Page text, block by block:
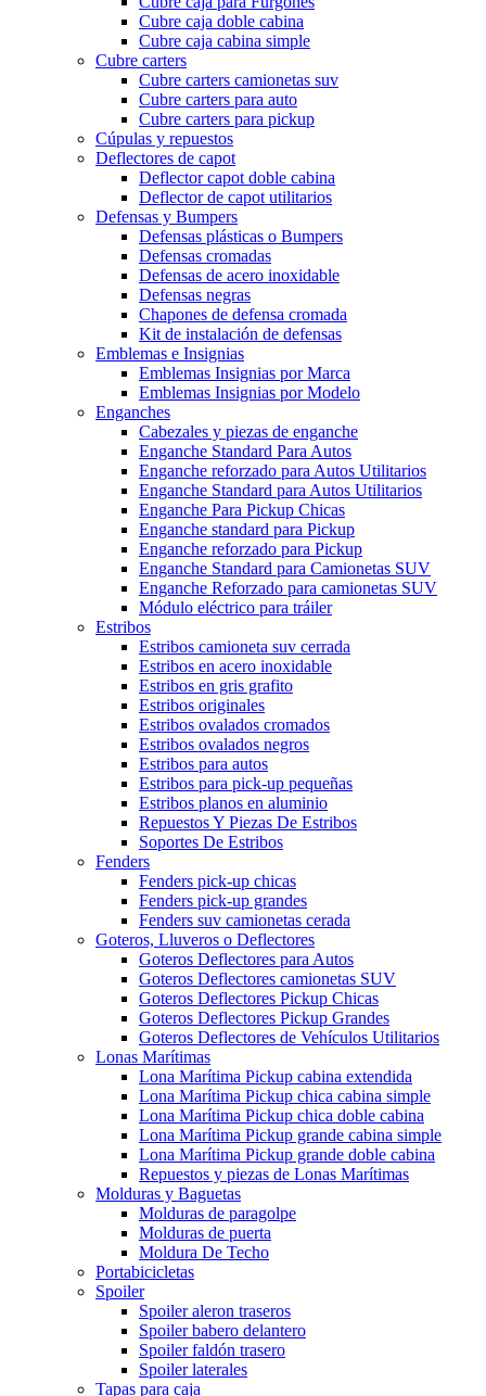
Cubre caja doble cabina
Cubre caja cabina simple
Cubre carters
Cubre carters camionetas suv
Cubre carters para auto
Cubre carters para pickup
Cúpulas y repuestos
Deflectores de capot
Deflector capot doble cabina
Deflector de capot utilitarios
Defensas y Bumpers
Defensas plásticas o Bumpers
Defensas cromadas
Defensas de acero inoxidable
Defensas negras
Chapones de defensa cromada
Kit de instalación de defensas
Emblemas e Insignias
Emblemas Insignias por Marca
Emblemas Insignias por Modelo
Enganches
Cabezales y piezas de enganche
Enganche Standard Para Autos
Enganche reforzado para Autos Utilitarios
Enganche Standard para Autos Utilitarios
Enganche Para Pickup Chicas
Enganche standard para Pickup
Enganche reforzado para Pickup
Enganche Standard para Camionetas SUV
Enganche Reforzado para camionetas SUV
Módulo eléctrico para tráiler
Estribos
Estribos camioneta suv cerrada
Estribos en acero inoxidable
Estribos en gris grafito
Estribos originales
Estribos ovalados cromados
Estribos ovalados negros
Estribos para autos
Estribos para pick-up pequeñas
Estribos planos en aluminio
Repuestos Y Piezas De Estribos
Soportes De Estribos
Fenders
Fenders pick-up chicas
Fenders pick-up grandes
Fenders suv camionetas cerada
Goteros, Lluveros o Deflectores
Goteros Deflectores para Autos
Goteros Deflectores camionetas SUV
Goteros Deflectores Pickup Chicas
Goteros Deflectores Pickup Grandes
Goteros Deflectores de Vehículos Utilitarios
Lonas Marítimas
Lona Marítima Pickup cabina extendida
Lona Marítima Pickup chica cabina simple
Lona Marítima Pickup chica doble cabina
Lona Marítima Pickup grande cabina simple
Lona Marítima Pickup grande doble cabina
Repuestos y piezas de Lonas Marítimas
Molduras y Baguetas
Molduras de paragolpe
Molduras de puerta
Moldura De Techo
Portabicicletas
Spoiler
Spoiler aleron traseros
Spoiler babero delantero
Spoiler faldón trasero
Spoiler laterales
Tapas para caja